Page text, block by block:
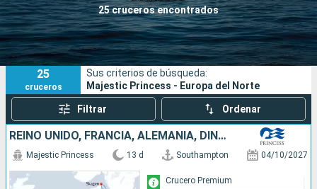
25 cruceros encontrados
Fecha de salida
Puertos Compañías
Buscar
25
cruceros
Sus criterios de búsqueda:
Majestic Princess - Europa del Norte
Filtrar Ordenar
REINO UNIDO, FRANCIA, ALEMANIA, DINAMARCA, PAISES BAJOS, BÉLGICA
Majestic Princess 13 d Southampton 04/10/2027
Crucero Premium